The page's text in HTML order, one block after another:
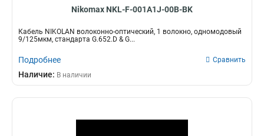
Nikomax NKL-F-001A1J-00B-BK
Кабель NIKOLAN волоконно-оптический, 1 волокно, одномодовый
9/125мкм, стандарта G.652.D & G...
Подробнее Сравнить
Наличие: В наличии